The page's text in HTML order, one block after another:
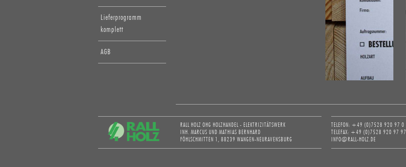
Lieferprogramm
komplett
AGB
RALL HOLZ OHG HOLZHANDEL - ELEKTRIZITÄTSWERK
INH. MARCUS UND MATHIAS BERNHARD
FÖHLSCHMITTEN 1, 88239 WANGEN-NEURAVENSBURG
TELEFON: +49 (0)7528 920 97 0
TELEFAX: +49 (0)7528 920 97 97
INFO@RALL-HOLZ.DE